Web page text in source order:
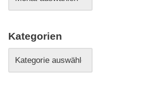
Kategorien